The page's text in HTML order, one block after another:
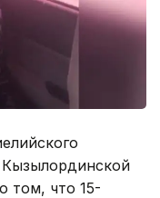
том, что 15-